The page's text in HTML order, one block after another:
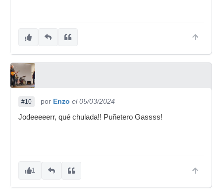
#10 por Enzo el 05/03/2024
Jodeeeeerr, qué chulada!! Puñetero Gassss!
1